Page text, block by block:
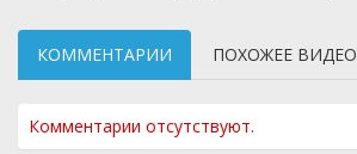
КОММЕНТАРИИ ПОХОЖЕЕ ВИДЕО
Комментарии отсутствуют.